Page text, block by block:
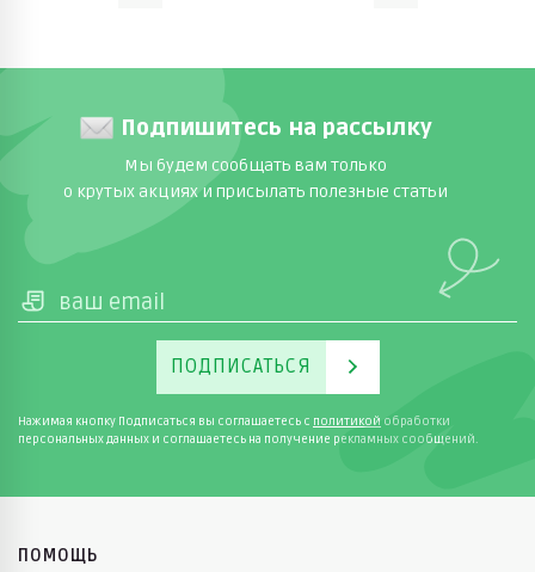
Подпишитесь на рассылку
Мы будем сообщать вам только
о крутых акциях и присылать полезные статьи
ПОДПИСАТЬСЯ
Нажимая кнопку Подписаться вы соглашаетесь с политикой обработки
персональных данных и соглашаетесь на получение рекламных сообщений.
ПОМОЩЬ